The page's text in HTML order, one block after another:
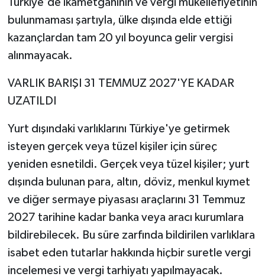
Türkiye'de ikametgahının ve vergi mükellefiyetinin
bulunmaması şartıyla, ülke dışında elde ettiği
kazançlardan tam 20 yıl boyunca gelir vergisi
alınmayacak.
VARLIK BARIŞI 31 TEMMUZ 2027'YE KADAR
UZATILDI
Yurt dışındaki varlıklarını Türkiye'ye getirmek
isteyen gerçek veya tüzel kişiler için süreç
yeniden esnetildi. Gerçek veya tüzel kişiler; yurt
dışında bulunan para, altın, döviz, menkul kıymet
ve diğer sermaye piyasası araçlarını 31 Temmuz
2027 tarihine kadar banka veya aracı kurumlara
bildirebilecek. Bu süre zarfında bildirilen varlıklara
isabet eden tutarlar hakkında hiçbir suretle vergi
incelemesi ve vergi tarhiyatı yapılmayacak.